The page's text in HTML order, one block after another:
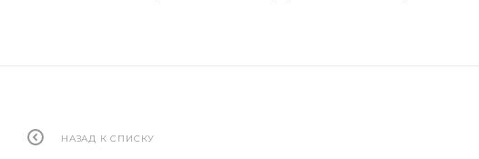
НАЗАД К СПИСКУ